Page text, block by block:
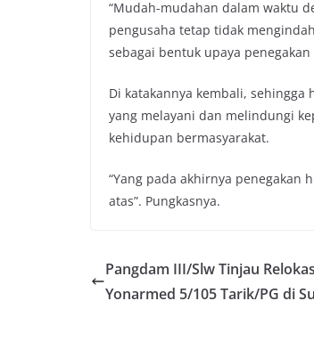
“Mudah-mudahan dalam waktu
pengusaha tetap tidak
sebagai bentuk upaya
Di katakannya kembali,
yang melayani dan melindungi
kehidupan bermasyarakat.
“Yang pada akhirnya penegakan
atas”. Pungkasnya.
Pangdam III/Slw Tinjau
Yonarmed 5/105 Tarik/PG di